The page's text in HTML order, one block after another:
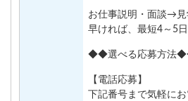
お仕事説明・面談→
早ければ、最短4～5
◆◆選べる応募方法
【電話応募】
下記番号まで気軽に